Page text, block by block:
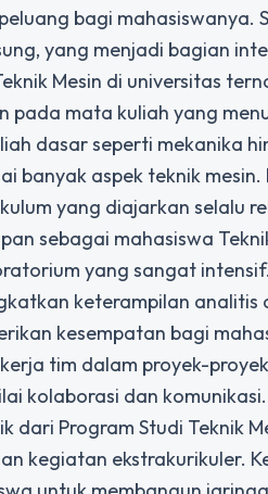
bagi
yang menjadi bagian
Mesin di universitas
pada mata kuliah yang
dasar seperti mekanika
banyak aspek teknik
yang diajarkan selalu
sebagai mahasiswa
yang sangat
keterampilan
kesempatan bagi
tim dalam proyek-
kolaborasi dan komunikasi.
dari Program Studi Teknik
kegiatan ekstrakurikuler.